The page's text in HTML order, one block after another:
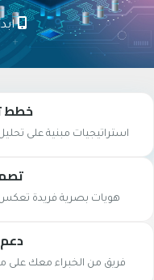
خطط
استراتيجيات مبنية على
هويات بصرية فريدة تعكس
فريق من الخبراء معك على